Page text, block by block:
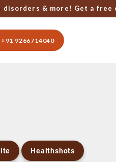
& more! Get a free
+91 9266714040
Healthshots